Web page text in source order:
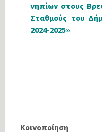
νηπίων στους
Σταθμούς του
2024-2025»
Κοινοποίηση